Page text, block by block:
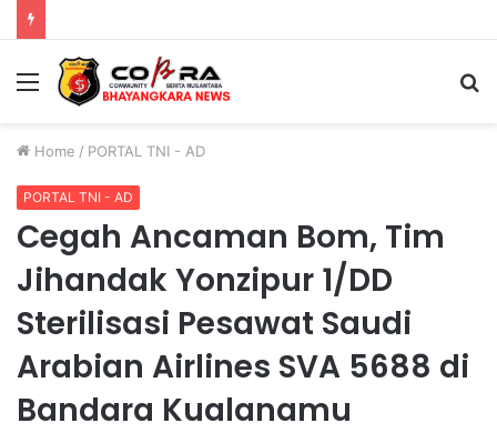
Menu
Home / PORTAL TNI - AD
PORTAL TNI - AD
Cegah Ancaman Bom, Tim
Jihandak Yonzipur 1/DD
Sterilisasi Pesawat Saudi
Arabian Airlines SVA 5688 di
Bandara Kualanamu